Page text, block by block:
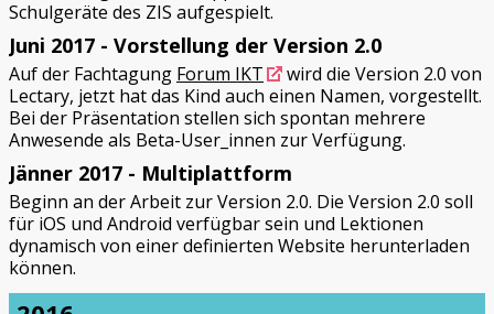
Schulgeräte des ZIS aufgespielt.
Juni 2017 - Vorstellung der Version 2.0
Auf der Fachtagung Forum IKT
wird die Version 2.0 von
Lectary, jetzt hat das Kind auch einen Namen, vorgestellt.
Bei der Präsentation stellen sich spontan mehrere
Anwesende als Beta-User_innen zur Verfügung.
Jänner 2017 - Multiplattform
Beginn an der Arbeit zur Version 2.0. Die Version 2.0 soll
für iOS und Android verfügbar sein und Lektionen
dynamisch von einer definierten Website herunterladen
können.